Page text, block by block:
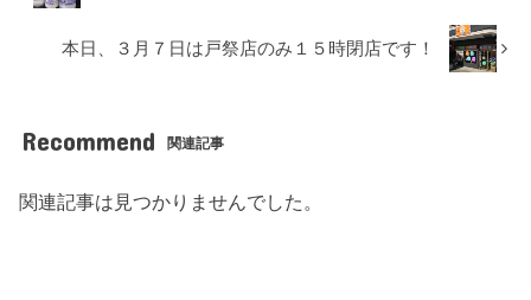
本日、３月７日は戸祭店のみ１５時閉店です！
Recommend 関連記事
関連記事は見つかりませんでした。